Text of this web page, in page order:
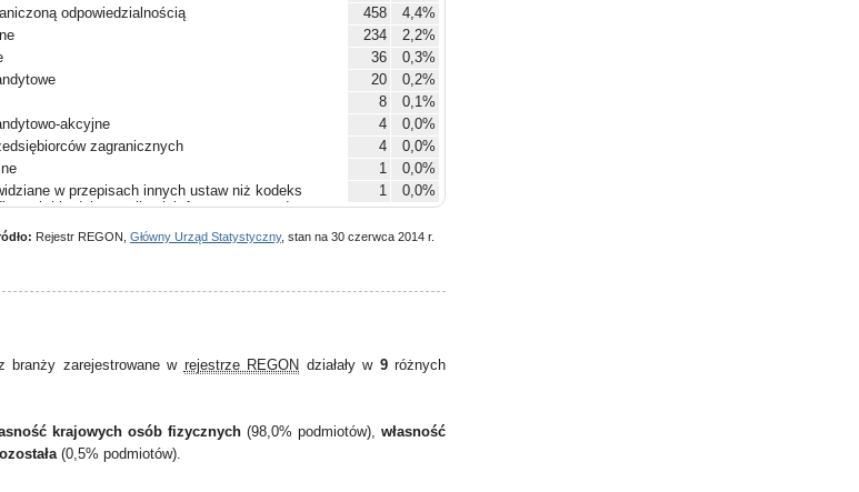
odpowiedzialnością
458
4,4%
234
2,2%
36
0,3%
20
0,2%
8
0,1%
akcyjne
4
0,0%
zagranicznych
4
0,0%
1
0,0%
w przepisach innych ustaw niż kodeks
i kodeks cywilny lub formy prawne, do
1 0,0%
Rejestr REGON, Główny Urząd Statystyczny, stan na 30 czerwca 2014 r.
branży zarejestrowane w rejestrze REGON działały w 9różnych
krajowych osób fizycznych(98,0% podmiotów),własność
(0,5% podmiotów).